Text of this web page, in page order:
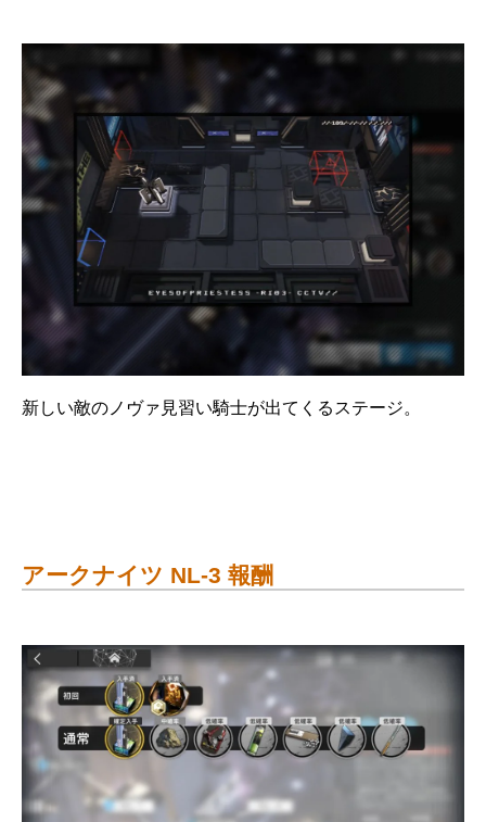
新しい敵のノヴァ見習い騎士が出てくるステージ。
アークナイツ NL-3 報酬